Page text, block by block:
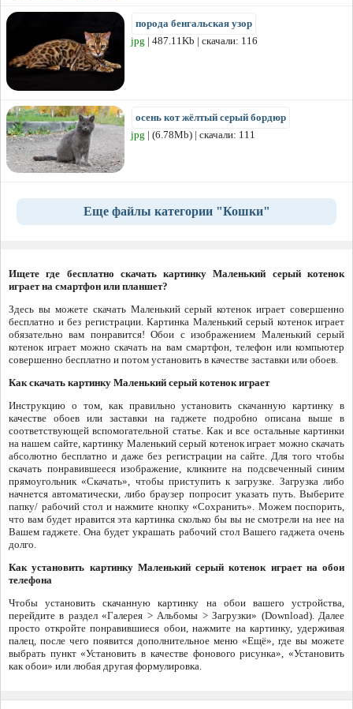
порода бенгальская узор
jpg | 487.11Kb | скачали: 116
осень кот жёлтый серый бордюр
jpg | (6.78Mb) | скачали: 111
Еще файлы категории "Кошки"
Ищете где бесплатно скачать картинку Маленький серый котенок
играет на смартфон или планшет?
Здесь вы можете скачать Маленький серый котенок играет совершенно
бесплатно и без регистрации. Картинка Маленький серый котенок играет
обязательно вам понравится! Обои с изображением Маленький серый
котенок играет можно скачать на вам смартфон, телефон или компьютер
совершенно бесплатно и потом установить в качестве заставки или обоев.
Как скачать картинку Маленький серый котенок играет
Инструкцию о том, как правильно установить скачанную картинку в
качестве обоев или заставки на гаджете подробно описана выше в
соответствующей вспомогательной статье. Как и все остальные картинки
на нашем сайте, картинку Маленький серый котенок играет можно скачать
абсолютно бесплатно и даже без регистрации на сайте. Для того чтобы
скачать понравившееся изображение, кликните на подсвеченный синим
прямоугольник «Скачать», чтобы приступить к загрузке. Загрузка либо
начнется автоматически, либо браузер попросит указать путь. Выберите
папку/ рабочий стол и нажмите кнопку «Сохранить». Можем поспорить,
что вам будет нравится эта картинка сколько бы вы не смотрели на нее на
Вашем гаджете. Она будет украшать рабочий стол Вашего гаджета очень
долго.
Как установить картинку Маленький серый котенок играет на обои
телефона
Чтобы установить скачанную картинку на обои вашего устройства,
перейдите в раздел «Галерея > Альбомы > Загрузки» (Download). Далее
просто откройте понравившиеся обои, нажмите на картинку, удерживая
палец, после чего появится дополнительное меню «Ещё», где вы можете
выбрать пункт «Установить в качестве фонового рисунка», «Установить
как обои» или любая другая формулировка.